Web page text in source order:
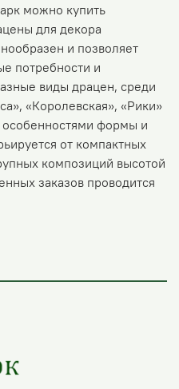
можно купить
для декора
и позволяет
потребности и
виды драцен, среди
«Королевская», «Рики»
формы и
от компактных
композиций высотой
заказов проводится